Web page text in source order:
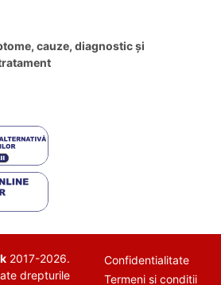
cauze, diagnostic și
2017-2026.
drepturile
Confidentialitate
Termeni si conditii